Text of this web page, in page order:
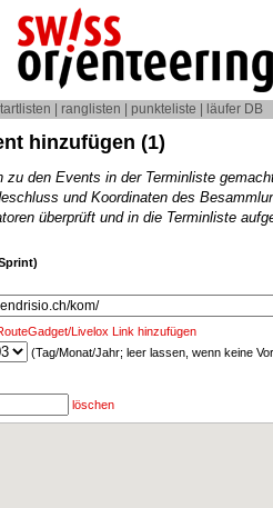
ranglisten punkteliste läufer DB
hinzufügen (1)
zu den Events in der Terminliste
und Koordinaten des
überprüft und in die Terminliste
Livelox Link hinzufügen
(Tag/Monat/Jahr; leer lassen, wenn keine
löschen